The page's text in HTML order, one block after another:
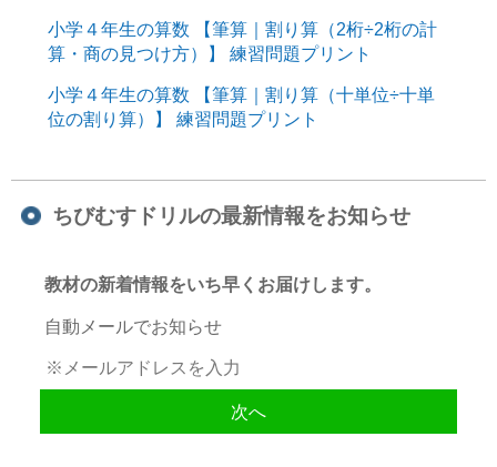
小学４年生の算数 【筆算｜割り算（2桁÷2桁の計
算・商の見つけ方）】 練習問題プリント
小学４年生の算数 【筆算｜割り算（十単位÷十単
位の割り算）】 練習問題プリント
ちびむすドリルの最新情報をお知らせ
教材の新着情報をいち早くお届けします。
自動メールでお知らせ